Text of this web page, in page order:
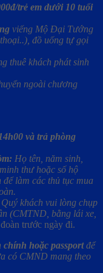
trẻ em dưới 10 tuổi
viếng Mộ Đại Tướng
đồ uống tự gọi
thuê khách phát sinh
ngoài chương
và trả phòng
Họ tên, năm sinh,
thư hoặc số hộ
để làm các thủ tục mua
Quý khách vui lòng chụp
(CMTND, bằng lái xe,
trước ngày đi.
hoặc passportđể
có CMND mang theo